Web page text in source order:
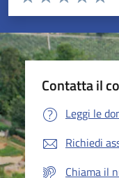
Valuta 4
Valuta 3
Valuta 2 stelle
Valuta 1 stelle su 5
Contatta il
Leggi le
Richiedi
Chiama il